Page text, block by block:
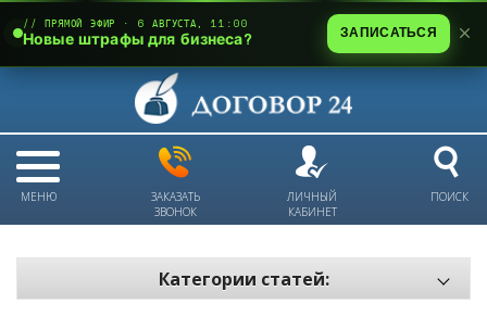
МЕНЮ
ЗАКАЗАТЬ
ЗВОНОК
ЛИЧНЫЙ
КАБИНЕТ
ПОИСК
Категории статей:
// ПРЯМОЙ ЭФИР · 6 АВГУСТА, 11:00
Новые штрафы для бизнеса? ЗАПИСАТЬСЯ